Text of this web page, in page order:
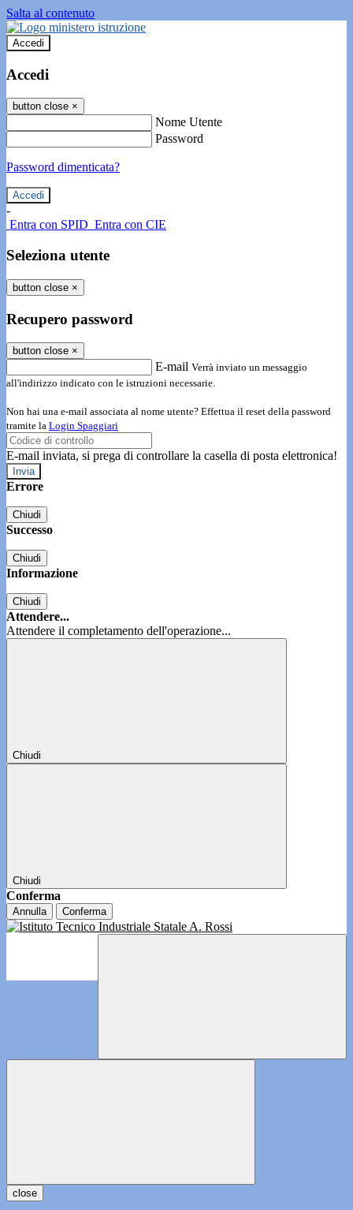
Salta al contenuto
Accedi
Accedi
button close ×
Nome Utente
Password
Password dimenticata?
-
Entra con SPID Entra con CIE
Seleziona utente
button close ×
Recupero password
button close ×
E-mail Verrà inviato un messaggio
all'indirizzo indicato con le istruzioni necessarie.
Non hai una e-mail associata al nome utente? Effettua il reset della password
tramite la Login Spaggiari
E-mail inviata, si prega di controllare la casella di posta elettronica!
Errore
Chiudi
Successo
Chiudi
Informazione
Chiudi
Attendere...
Attendere il completamento dell'operazione...
Chiudi
Chiudi
Conferma
Annulla Conferma
close